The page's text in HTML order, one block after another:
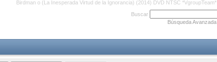
Birdman o (La Inesperada Virtud de la Ignorancia) (2014) DVD NTSC *VgroupTeam*
Buscar
Búsqueda Avanzada